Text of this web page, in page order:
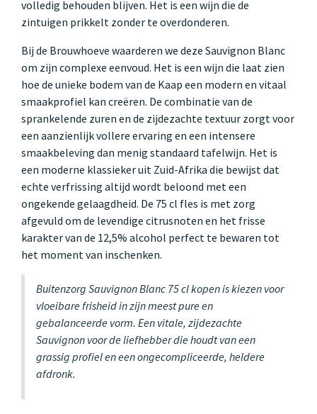
volledig behouden blijven. Het is een wijn die de
zintuigen prikkelt zonder te overdonderen.
Bij de Brouwhoeve waarderen we deze Sauvignon Blanc
om zijn complexe eenvoud. Het is een wijn die laat zien
hoe de unieke bodem van de Kaap een modern en vitaal
smaakprofiel kan creëren. De combinatie van de
sprankelende zuren en de zijdezachte textuur zorgt voor
een aanzienlijk vollere ervaring en een intensere
smaakbeleving dan menig standaard tafelwijn. Het is
een moderne klassieker uit Zuid-Afrika die bewijst dat
echte verfrissing altijd wordt beloond met een
ongekende gelaagdheid. De 75 cl fles is met zorg
afgevuld om de levendige citrusnoten en het frisse
karakter van de 12,5% alcohol perfect te bewaren tot
het moment van inschenken.
Buitenzorg Sauvignon Blanc 75 cl kopen is kiezen voor
vloeibare frisheid in zijn meest pure en
gebalanceerde vorm. Een vitale, zijdezachte
Sauvignon voor de liefhebber die houdt van een
grassig profiel en een ongecompliceerde, heldere
afdronk.